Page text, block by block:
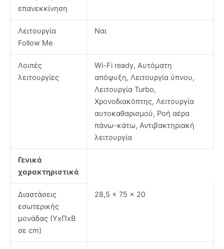
επανεκκίνηση
Λειτουργία
Follow Me
Ναι
Λοιπές
λειτουργίες
Wi-Fi ready, Αυτόματη
απόψυξη, Λειτουργία ύπνου,
Λειτουργία Turbo,
Χρονοδιακόπτης, Λειτουργία
αυτοκαθαρισμού, Ροή αέρα
πάνω-κάτω, Αντιβακτηριακή
λειτουργία
Γενικά
χαρακτηριστικά
Διαστάσεις
εσωτερικής
μονάδας (ΥxΠxΒ
σε cm)
28,5 x 75 x 20